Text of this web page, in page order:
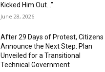
Kicked Him Out…”
June 28, 2026
After 29 Days of Protest, Citizens
Announce the Next Step: Plan
Unveiled for a Transitional
Technical Government